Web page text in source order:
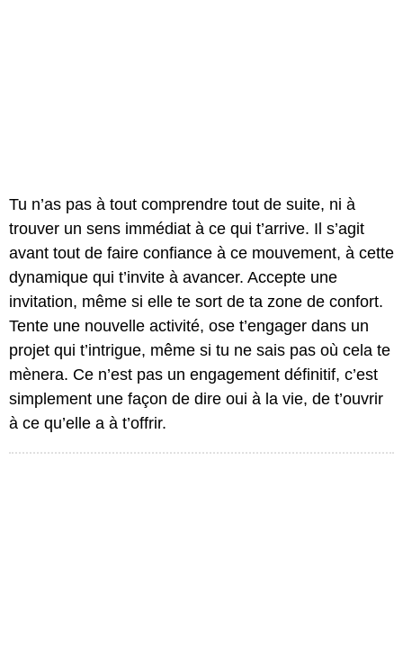
Tu n’as pas à tout comprendre tout de suite, ni à
trouver un sens immédiat à ce qui t’arrive. Il s’agit
avant tout de faire confiance à ce mouvement, à cette
dynamique qui t’invite à avancer. Accepte une
invitation, même si elle te sort de ta zone de confort.
Tente une nouvelle activité, ose t’engager dans un
projet qui t’intrigue, même si tu ne sais pas où cela te
mènera. Ce n’est pas un engagement définitif, c’est
simplement une façon de dire oui à la vie, de t’ouvrir
à ce qu’elle a à t’offrir.